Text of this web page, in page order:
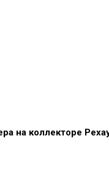
на коллекторе